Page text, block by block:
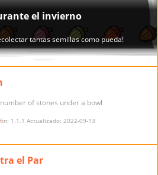
of stones under a bowl
1.1.1 Actualizado: 2022-09-13
el Par